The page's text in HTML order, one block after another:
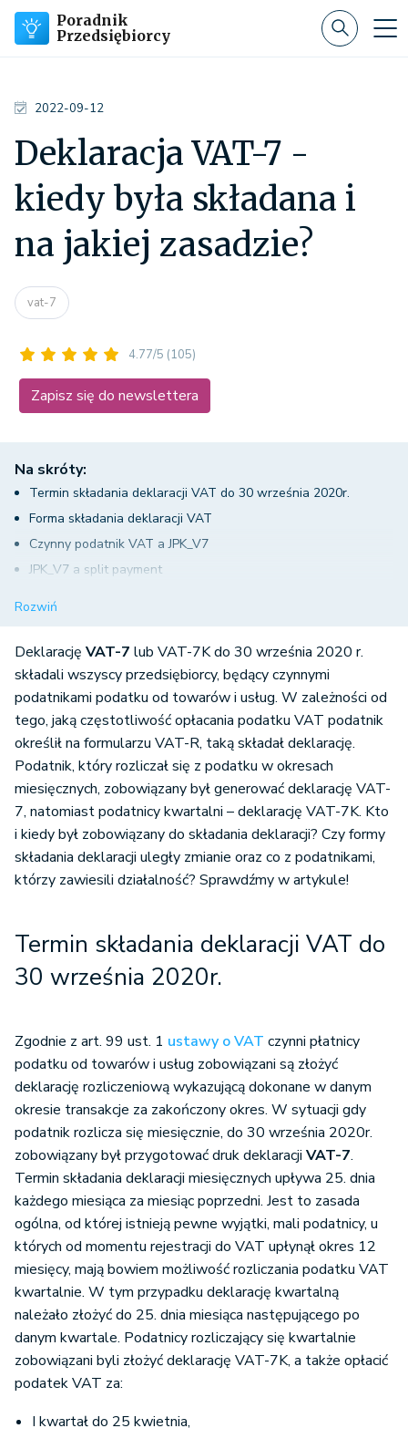
Poradnik
Przedsiębiorcy
2022-09-12
Deklaracja VAT-7 -
kiedy była składana i
na jakiej zasadzie?
vat-7
4.77/5 (105)
Zapisz się do newslettera
Na skróty:
Termin składania deklaracji VAT do 30 września 2020r.
Forma składania deklaracji VAT
Czynny podatnik VAT a JPK_V7
JPK_V7 a split payment
Jak wygenerować plik JPK_V7 w systemie wFirma.pl?
Rozwiń
Deklarację VAT-7 lub VAT-7K do 30 września 2020 r.
składali wszyscy przedsiębiorcy, będący czynnymi
podatnikami podatku od towarów i usług. W zależności od
tego, jaką częstotliwość opłacania podatku VAT podatnik
określił na formularzu VAT-R, taką składał deklarację.
Podatnik, który rozliczał się z podatku w okresach
miesięcznych, zobowiązany był generować deklarację VAT-
7, natomiast podatnicy kwartalni – deklarację VAT-7K. Kto
i kiedy był zobowiązany do składania deklaracji? Czy formy
składania deklaracji uległy zmianie oraz co z podatnikami,
którzy zawiesili działalność? Sprawdźmy w artykule!
Termin składania deklaracji VAT do
30 września 2020r.
Zgodnie z art. 99 ust. 1 ustawy o VAT czynni płatnicy
podatku od towarów i usług zobowiązani są złożyć
deklarację rozliczeniową wykazującą dokonane w danym
okresie transakcje za zakończony okres. W sytuacji gdy
podatnik rozlicza się miesięcznie, do 30 września 2020r.
zobowiązany był przygotować druk deklaracji VAT-7.
Termin składania deklaracji miesięcznych upływa 25. dnia
każdego miesiąca za miesiąc poprzedni. Jest to zasada
ogólna, od której istnieją pewne wyjątki, mali podatnicy, u
których od momentu rejestracji do VAT upłynął okres 12
miesięcy, mają bowiem możliwość rozliczania podatku VAT
kwartalnie. W tym przypadku deklarację kwartalną
należało złożyć do 25. dnia miesiąca następującego po
danym kwartale. Podatnicy rozliczający się kwartalnie
zobowiązani byli złożyć deklarację VAT-7K, a także opłacić
podatek VAT za:
I kwartał do 25 kwietnia,